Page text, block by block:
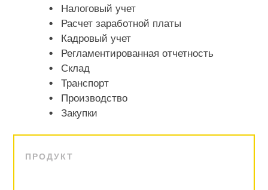
Налоговый учет
Расчет заработной платы
Кадровый учет
Регламентированная отчетность
Склад
Транспорт
Производство
Закупки
ПРОДУКТ